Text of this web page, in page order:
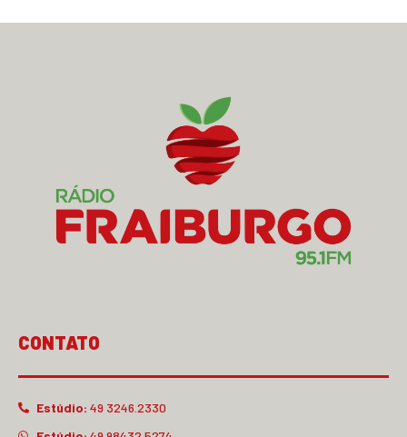
CONTATO
Estúdio: 49 3246.2330